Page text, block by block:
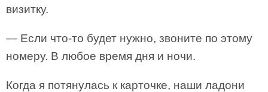
визитку.
— Если что-то будет нужно, звоните по этому
номеру. В любое время дня и ночи.
Когда я потянулась к карточке, наши ладони